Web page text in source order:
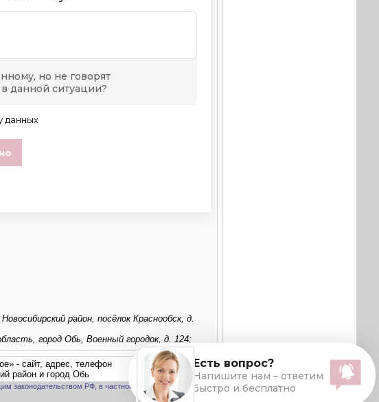
район, посёлок Краснообск, д.
город Обь, Военный городок, д. 124;
- сайт, адрес, телефон
район и город Обь
законодательством РФ, в частности, ФЗ «О персональных данных».